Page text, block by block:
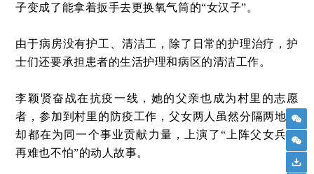
子变成了能拿着扳手去更换氧气筒的“女汉子”。
由于病房没有护工、清洁工，除了日常的护理治疗，护
士们还要承担患者的生活护理和病区的清洁工作。
李颖贤奋战在抗疫一线，她的父亲也成为村里的志愿
者，参加到村里的防疫工作，父女两人虽然分隔两地，
却都在为同一个事业贡献力量，上演了“上阵父女兵，
再难也不怕”的动人故事。